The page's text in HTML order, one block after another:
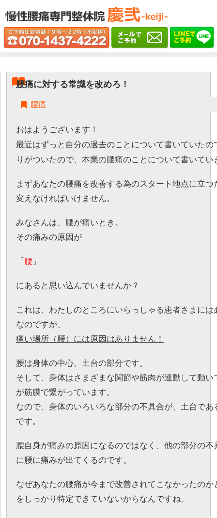
腰痛に対する常識を改めろ！
腰痛
おはようございます！
最近はずっと自分の過去のことについて書いていたの
りがついたので、本業の腰痛のことについて書いて
まずあなたの腰痛を改善する為のスタート地点に立
変えなければいけません。
みなさんは、腰が痛いとき。
その痛みの原因が
「 腰 」
にあると思い込んでいませんか？
これは、わたしのところにいらっしゃる患者さまに
なのですが、
痛い場所（腰）には原因はありません！
腰は身体の中心、土台の部分です。
そして、身体はさまざまな関節や筋肉が連動して動い
が筋膜で繋がっています。
なので、身体のいろいろな部分の不具合が、土台であ
です。
腰自身が痛みの原因になるのではなく、他の部分の不
に腰に痛みが出てくるのです。
なぜあなたの腰痛が今まで改善されてこなかったのか
をしっかり特定できていないからなんですね。